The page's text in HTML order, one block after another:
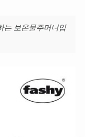
는 보온물주머니입